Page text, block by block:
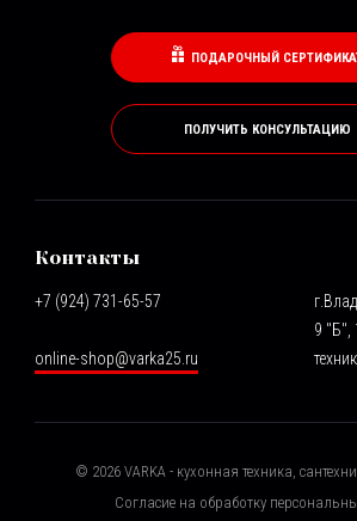
ПОДАРОЧНЫЙ
ПОЛУЧИТЬ КОНСУЛЬТАЦИЮ
Контакты
+7 (924) 731-65-57
online-shop@varka25.ru
9 "Б",
© 2026VARKA - кухонная техника,
Согласие на обработку